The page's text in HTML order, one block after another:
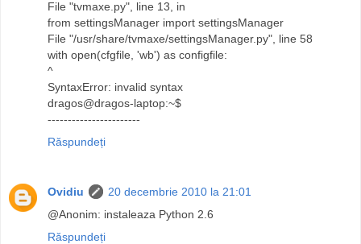
File "tvmaxe.py", line 13, in
from settingsManager import settingsManager
File "/usr/share/tvmaxe/settingsManager.py", line 58
with open(cfgfile, 'wb') as configfile:
^
SyntaxError: invalid syntax
dragos@dragos-laptop:~$
-----------------------
Răspundeți
Ovidiu
20 decembrie 2010 la 21:01
@Anonim: instaleaza Python 2.6
Răspundeți